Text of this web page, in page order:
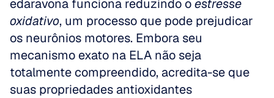
edaravona funciona reduzindo o estresse
oxidativo, um processo que pode prejudicar
os neurônios motores. Embora seu
mecanismo exato na ELA não seja
totalmente compreendido, acredita-se que
suas propriedades antioxidantes